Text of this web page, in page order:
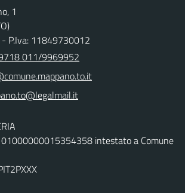
1
P.Iva: 11849730012
011/9969952
intestato a Comune